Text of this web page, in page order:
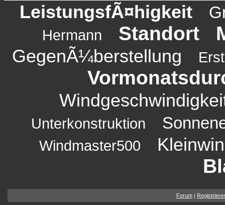
LeistungsfÃ¤higkeit
Hermann Standort
GegenÃ¼berstellung
Unterkonstruktion
Windmaster500
Forum |